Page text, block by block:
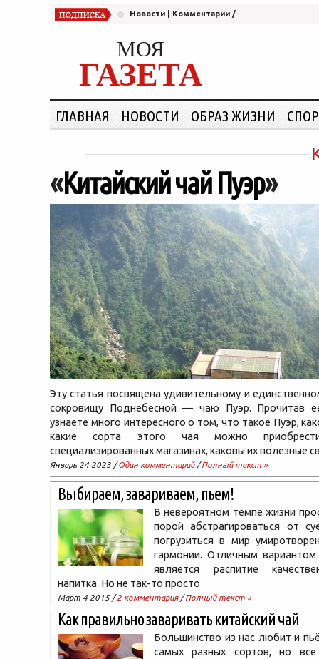
Новости Комментарии /
МОЯ
ГАЗЕТА
ГЛАВНАЯ НОВОСТИ ОБРАЗ ЖИЗНИ
«Китайский чай Пуэр»
Эту статья посвящена удивительному и
сокровищу Поднебесной — чаю Пуэр. Прочитав
узнаете много интересного о том, что такое Пуэр,
какие сорта этого чая можно
специализированных магазинах, каковы их полезные
Январь 24 2023 /Один комментарий/Полный текст »
Выбираем, завариваем, пьем!
В невероятном темпе жизни
порой абстрагироваться от
погрузиться в мир
гармонии. Отличным вариантом
является распитие
напитка. Но не так-то просто
Март 4 2015 /2 комментария/Полный текст »
Как правильно заваривать китайский чай
Большинство из нас любит и
самых разных сортов, но